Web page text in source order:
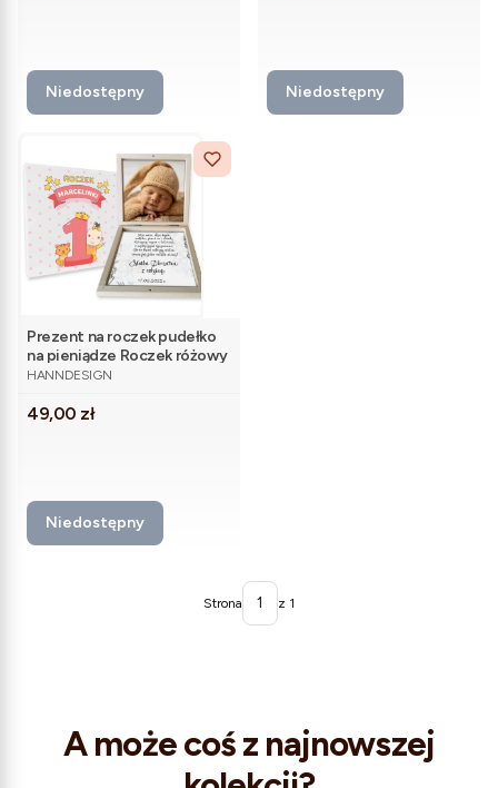
Niedostępny Niedostępny
Prezent na roczek pudełko
na pieniądze Roczek różowy
PRODUCENT
HANNDESIGN
Cena
49,00 zł
Niedostępny
Strona z 1
A może coś z najnowszej